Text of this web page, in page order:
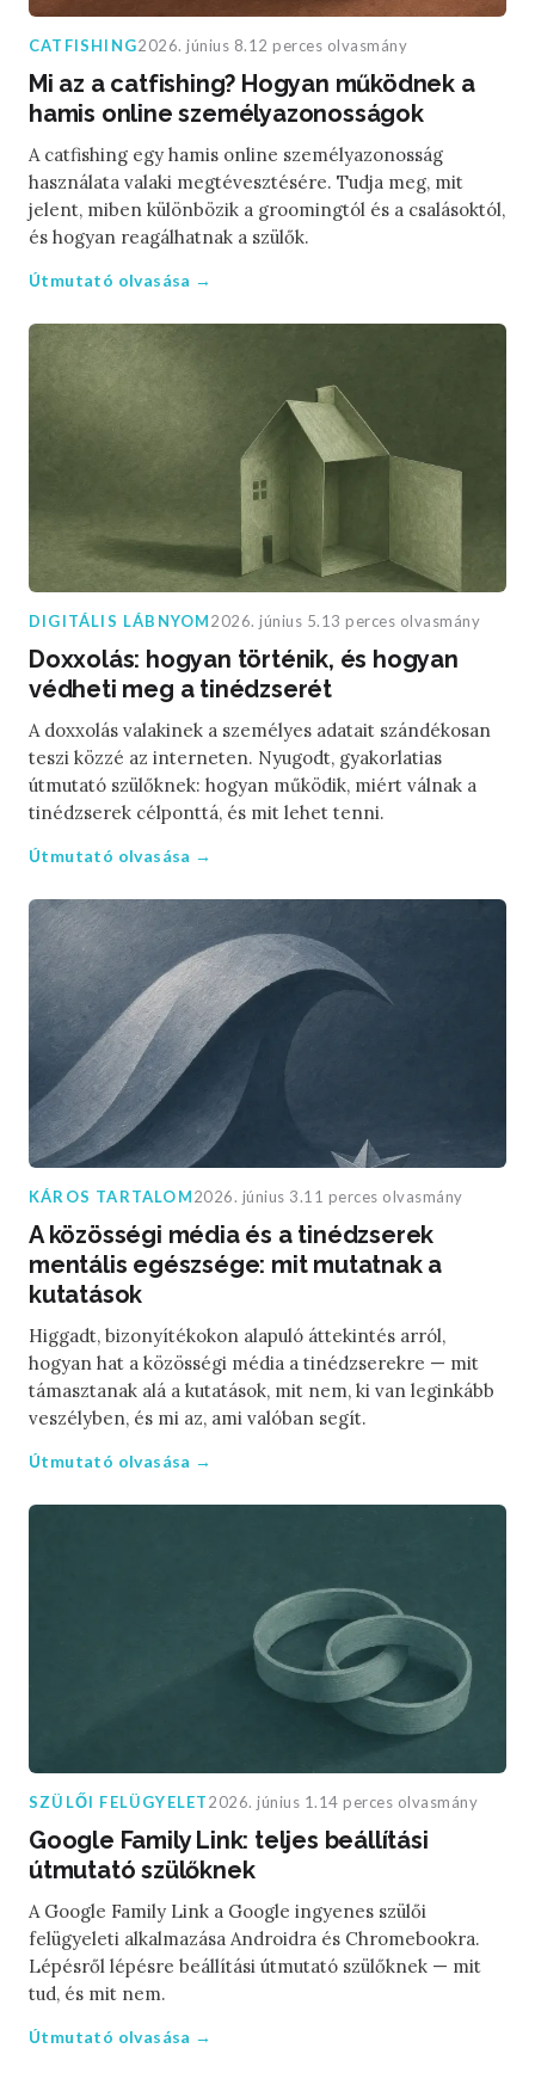
CATFISHING2026. június 8.12 perces olvasmány
Mi az a catfishing? Hogyan működnek a
hamis online személyazonosságok
A catfishing egy hamis online személyazonosság
használata valaki megtévesztésére. Tudja meg, mit
jelent, miben különbözik a groomingtól és a csalásoktól,
és hogyan reagálhatnak a szülők.
Útmutató olvasása →
DIGITÁLIS LÁBNYOM2026. június 5.13 perces olvasmány
Doxxolás: hogyan történik, és hogyan
védheti meg a tinédzserét
A doxxolás valakinek a személyes adatait szándékosan
teszi közzé az interneten. Nyugodt, gyakorlatias
útmutató szülőknek: hogyan működik, miért válnak a
tinédzserek célponttá, és mit lehet tenni.
Útmutató olvasása →
KÁROS TARTALOM2026. június 3.11 perces olvasmány
A közösségi média és a tinédzserek
mentális egészsége: mit mutatnak a
kutatások
Higgadt, bizonyítékokon alapuló áttekintés arról,
hogyan hat a közösségi média a tinédzserekre — mit
támasztanak alá a kutatások, mit nem, ki van leginkább
veszélyben, és mi az, ami valóban segít.
Útmutató olvasása →
SZÜLŐI FELÜGYELET2026. június 1.14 perces olvasmány
Google Family Link: teljes beállítási
útmutató szülőknek
A Google Family Link a Google ingyenes szülői
felügyeleti alkalmazása Androidra és Chromebookra.
Lépésről lépésre beállítási útmutató szülőknek — mit
tud, és mit nem.
Útmutató olvasása →